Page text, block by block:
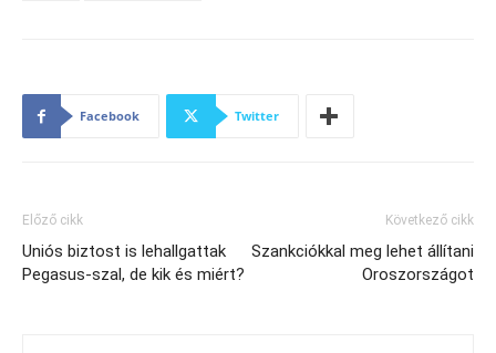
Facebook Twitter
Előző cikk
Uniós biztost is lehallgattak
Pegasus-szal, de kik és miért?
Következő cikk
Szankciókkal meg lehet állítani
Oroszországot